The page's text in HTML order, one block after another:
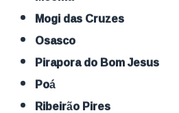
Mogi das Cruzes
Osasco
Pirapora do Bom Jesus
Poá
Ribeirão Pires